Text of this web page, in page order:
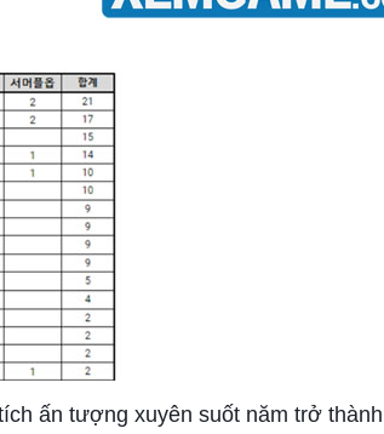
ấn tượng xuyên suốt năm trở